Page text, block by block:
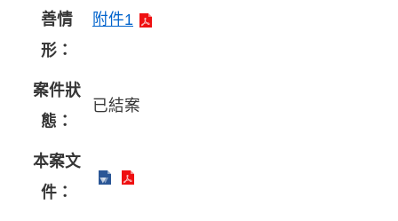
善情
形：
附件1
案件狀
態：
已結案
本案文
件：